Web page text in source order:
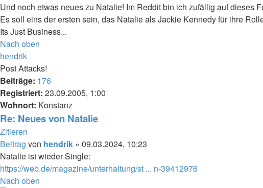
Und noch etwas neues zu Natalie! Im Reddit bin ich zufällig auf dieses
Es soll eins der ersten sein, das Natalie als Jackie Kennedy für ihre
Its Just Business...
Nach oben
hendrik
Post Attacks!
Beiträge: 176
Registriert: 23.09.2005, 1:00
Wohnort: Konstanz
Re: Neues von Natalie
Zitieren
Beitrag von hendrik » 09.03.2024, 10:23
Natalie ist wieder Single:
https://web.de/magazine/unterhaltung/st ... n-39412976
Nach oben